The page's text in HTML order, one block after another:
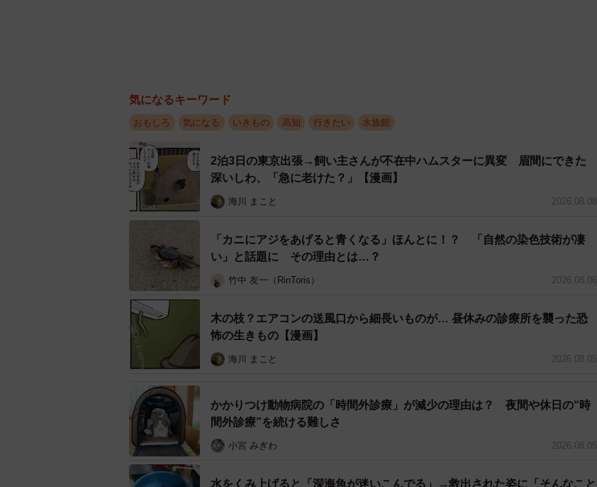
―浸水の被害状況は？
気になるキーワード
おもしろ 気になる いきもの 高知 行きたい 水族館
2泊3日の東京出張→飼い主さんが不在中ハムスターに異変 眉間にできた
深いしわ、「急に老けた？」【漫画】
海川 まこと 2026.08.08
「カニにアジをあげると青くなる」ほんとに！？ 「自然の染色技術が凄
い」と話題に その理由とは…？
竹中 友一（RinToris） 2026.08.06
木の枝？エアコンの送風口から細長いものが… 昼休みの診療所を襲った恐
怖の生きもの【漫画】
海川 まこと 2026.08.05
かかりつけ動物病院の「時間外診療」が減少の理由は？ 夜間や休日の“時
間外診療”を続ける難しさ
小宮 みぎわ 2026.08.05
水をくみ上げると「深海魚が迷いこんでる」→救出された姿に「そんなこと